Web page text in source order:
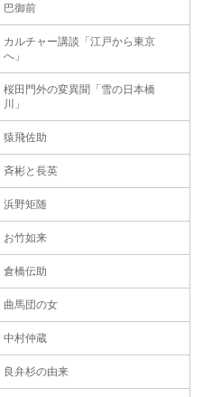
巴御前
カルチャー講談「江戸から東京
へ」
桜田門外の変異聞「雪の日本橋
川」
猿飛佐助
斉彬と長英
浜野矩随
お竹如来
倉橋伝助
曲馬団の女
中村仲蔵
良弁杉の由来